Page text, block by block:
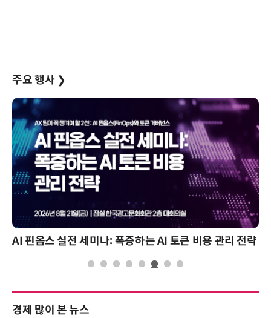
주요 행사 ❯
AI 핀옵스 실전 세미나: 폭증하는 AI 토큰 비용 관리 전략
경제 많이 본 뉴스